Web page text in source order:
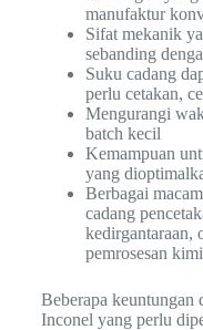
manufaktur
Sifat mekanik
sebanding
Suku cadang
perlu cetakan,
Mengurangi
batch kecil
Kemampuan
yang
Berbagai
cadang
kedirgantaraan,
pemrosesan
Beberapa keuntungan
Inconel yang perlu